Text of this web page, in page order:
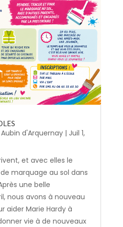
d'Arquernay| Juil 1,
et avec elles le
marquage au sol dans
une belle
nous avons à nouveau
aider Marie Hardy à
vie à de nouveaux